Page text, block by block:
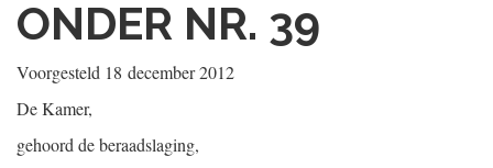
ONDER NR. 39
Voorgesteld 18 december 2012
De Kamer,
gehoord de beraadslaging,